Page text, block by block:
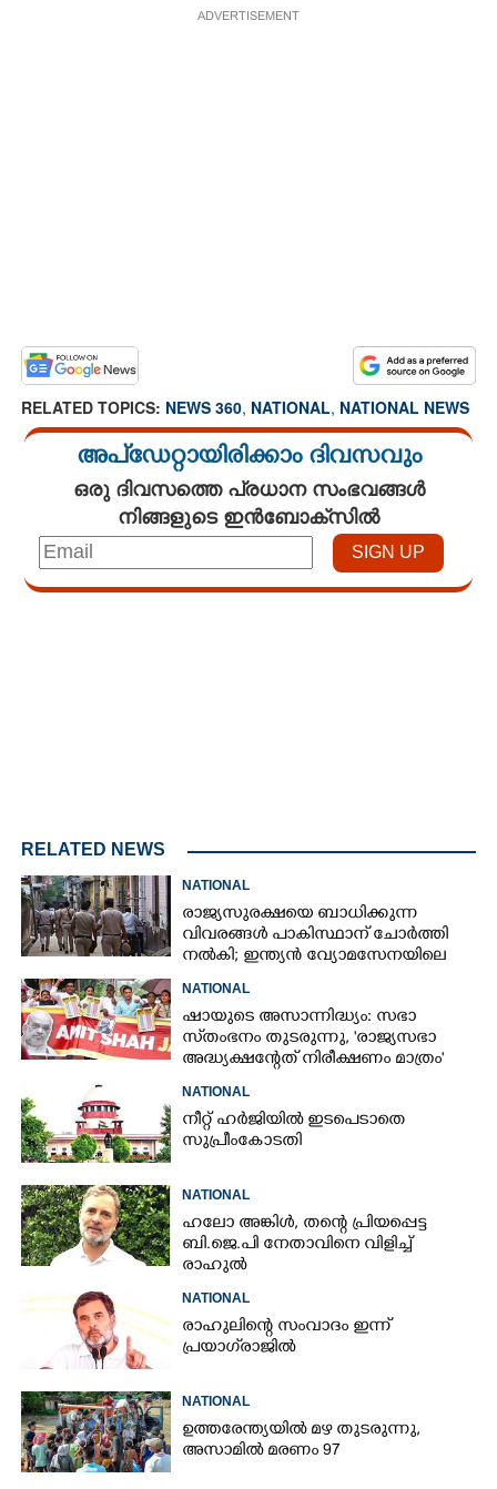
ADVERTISEMENT
RELATED TOPICS: NEWS 360, NATIONAL, NATIONAL NEWS
അപ്ഡേറ്റായിരിക്കാം ദിവസവും
ഒരു ദിവസത്തെ പ്രധാന സംഭവങ്ങൾ
നിങ്ങളുടെ ഇൻബോക്സിൽ
RELATED NEWS
NATIONAL
രാജ്യസുരക്ഷയെ ബാധിക്കുന്ന
വിവരങ്ങൾ പാകിസ്ഥാന് ചോ‌ർത്തി
നൽകി; ഇന്ത്യൻ വ്യോമസേനയിലെ
ഉന്നത ഉദ്യോഗസ്ഥൻ അറസ്റ്റിൽ
NATIONAL
ഷായുടെ അസാന്നിദ്ധ്യം: സഭാ
സ്‌തംഭനം തുടരുന്നു, 'രാജ്യസഭാ
അദ്ധ്യക്ഷന്റേത് നിരീക്ഷണം മാത്രം'
NATIONAL
നീറ്റ് ഹർജിയിൽ ഇടപെടാതെ
സുപ്രീംകോടതി
NATIONAL
ഹലോ അങ്കിൾ,​ തന്റെ പ്രിയപ്പെട്ട
ബി.ജെ.പി നേതാവിനെ വിളിച്ച്
രാഹുൽ
NATIONAL
രാഹുലിന്റെ സംവാദം ഇന്ന്
പ്രയാഗ്‌രാജിൽ
NATIONAL
ഉത്തരേന്ത്യയിൽ മഴ തുടരുന്നു,​
അസാമിൽ മരണം 97